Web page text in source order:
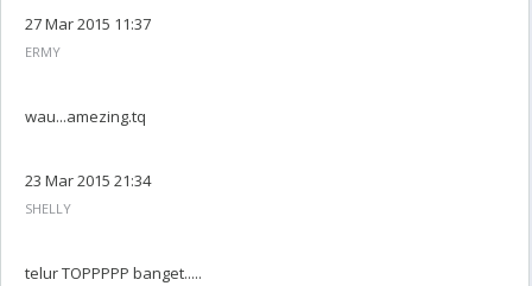
27 Mar 2015 11:37
ERMY
wau...amezing.tq
23 Mar 2015 21:34
SHELLY
telur TOPPPPP banget.....